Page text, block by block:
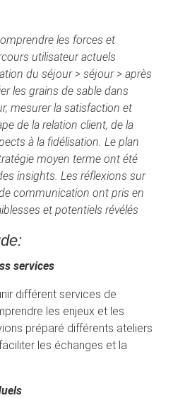
les forces et
utilisateur actuels
du séjour > séjour > après
les grains de sable dans
mesurer la satisfaction et
de la relation client, de la
à la fidélisation. Le plan
moyen terme ont été
insights. Les réflexions sur
communication ont pris en
et potentiels révélés
services
différent services de
les enjeux et les
préparé différents ateliers
les échanges et la